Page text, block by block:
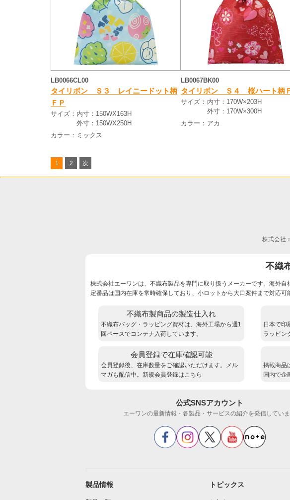
LB0066CL00
タイリボン Ｓ３ レイニードット柄
ＦＰ
サイズ： 内寸：150WX163H
外寸：150WX250H
カラー： ミックス
LB0067BK00
タイリボン Ｓ４ 桜ハート柄
サイズ： 内寸：170W×203H
外寸：170W×300H
カラー： アカ
1 2 次
株式会社
不織
株式会社エーワンは、不織布製品を専門に取り扱うメーカーです。海外
定番品は国内在庫を常時確保しており、小ロットから大口案件まで対応
不織布製商品の製造仕入れ
不織布バッグ・ラッピング資材は、海外工場から週1
回ペースでコンテナ入荷しています。
日本で印
ラッピン
会員登録で在庫確認可能
会員登録後、在庫数量をご確認いただけます。メル
マガも配信中。新規会員登録はこちら
掲載商品
国内で企
公式SNSアカウント
エーワンの最新情報・各製品・サービスの紹介を発信してい
製品情報 トピックス